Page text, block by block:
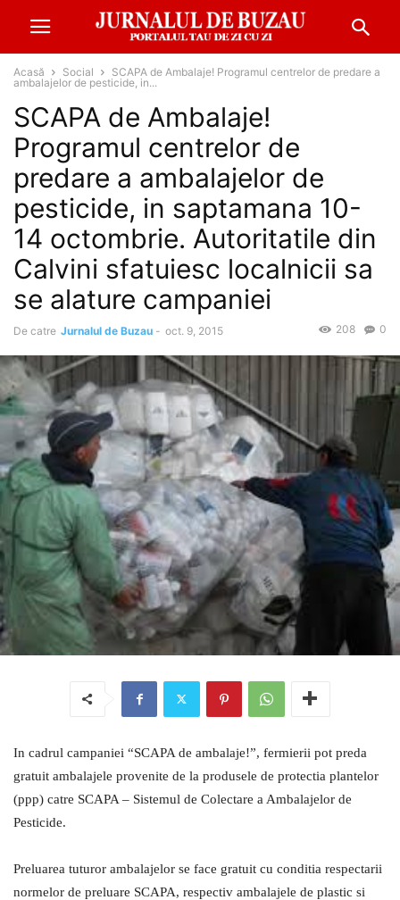
Acasă Social
SCAPA de Ambalaje! Programul centrelor de predare a
ambalajelor de pesticide, in...
SCAPA de Ambalaje!
Programul centrelor de
predare a ambalajelor de
pesticide, in saptamana 10-
14 octombrie. Autoritatile din
Calvini sfatuiesc localnicii sa
se alature campaniei
De catre Jurnalul de Buzau - oct. 9, 2015 0
208
In cadrul campaniei “SCAPA de ambalaje!”, fermierii pot preda
gratuit ambalajele provenite de la produsele de protectia plantelor
(ppp) catre SCAPA – Sistemul de Colectare a Ambalajelor de
Pesticide.
Preluarea tuturor ambalajelor se face gratuit cu conditia respectarii
normelor de preluare SCAPA, respectiv ambalajele de plastic si